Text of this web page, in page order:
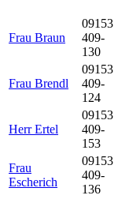
Frau Braun
09153
409-
130
Frau Brendl
09153
409-
124
Herr Ertel
09153
409-
153
Frau
Escherich
09153
409-
136